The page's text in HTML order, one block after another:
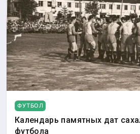
ФУТБОЛ
Календарь памятных дат
футбола